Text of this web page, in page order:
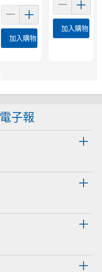
加入購物車
加入購物車
子報